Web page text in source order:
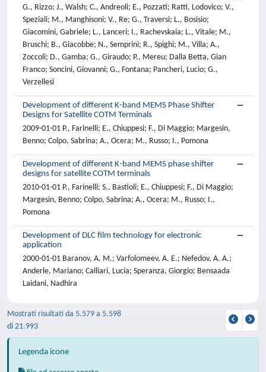
G., Rizzo; J., Walsh; C., Andreoli; E., Pozzati; Ratti, Lodovico; V.,
Speziali; M., Manghisoni; V., Re; G., Traversi; L., Bosisio;
Giacomini, Gabriele; L., Lanceri; I., Rachevskaia; L., Vitale; M.,
Bruschi; B., Giacobbe; N., Semprini; R., Spighi; M., Villa; A.,
Zoccoli; D., Gamba; G., Giraudo; P., Mereu; Dalla Betta, Gian
Franco; Soncini, Giovanni; G., Fontana; Pancheri, Lucio; G.,
Verzellesi
Development of different K-band MEMS Phase Shifter
Designs for Satellite COTM Terminals
2009-01-01 P., Farinelli; E., Chiuppesi; F., Di Maggio; Margesin,
Benno; Colpo, Sabrina; A., Ocera; M., Russo; I., Pomona
Development of different K-band MEMS phase shifter
designs for satellite COTM terminals
2010-01-01 P., Farinelli; S., Bastioli; E., Chiuppesi; F., Di Maggio;
Margesin, Benno; Colpo, Sabrina; A., Ocera; M., Russo; I.,
Pomona
Development of DLC film technology for electronic
application
2000-01-01 Baranov, A. M.; Varfolomeev, A. E.; Nefedov, A. A.;
Anderle, Mariano; Calliari, Lucia; Speranza, Giorgio; Bensaada
Laidani, Nadhira
Mostrati risultati da 5.579 a 5.598
di 21.993
Legenda icone